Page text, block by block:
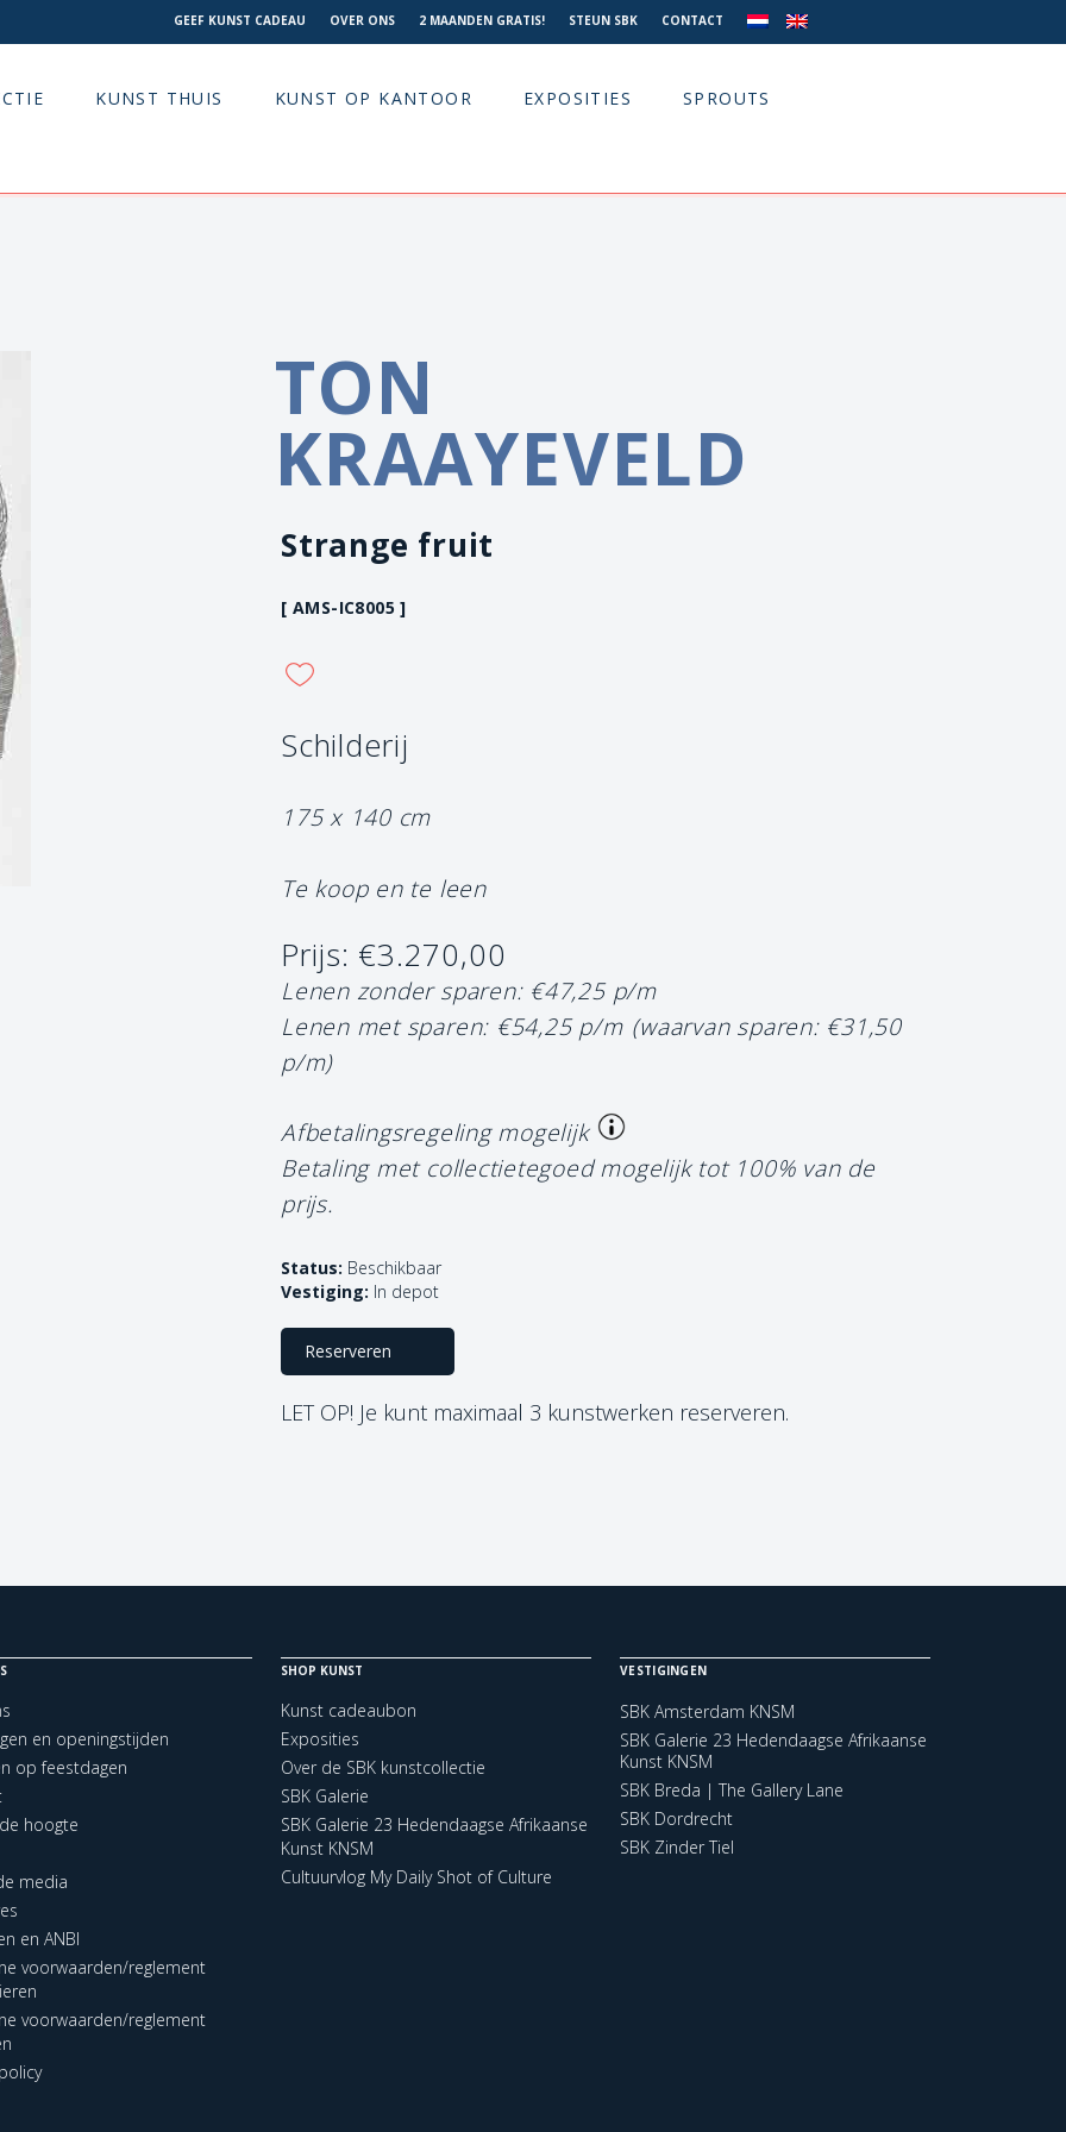
GEEF KUNST CADEAU OVER ONS 2 MAANDEN GRATIS! STEUN SBK CONTACT
KUNST THUIS KUNST OP KANTOOR EXPOSITIES SPROUTS
TON
KRAAYEVELD
Strange fruit
[ AMS-IC8005 ]
Schilderij
175 x 140 cm
Te koop en te leen
Prijs: €3.270,00
Lenen zonder sparen: €47,25 p/m
Lenen met sparen: €54,25 p/m (waarvan sparen: €31,50
p/m)
Afbetalingsregeling mogelijk
Betaling met collectietegoed mogelijk tot 100% van de
prijs.
Status: Beschikbaar
Vestiging: In depot
Reserveren
LET OP! Je kunt maximaal 3 kunstwerken reserveren.
en openingstijden
op feestdagen
hoogte
media
en ANBI
voorwaarden/reglement
voorwaarden/reglement
SHOP KUNST
Kunst cadeaubon
Exposities
Over de SBK kunstcollectie
SBK Galerie
SBK Galerie 23 Hedendaagse Afrikaanse
Kunst KNSM
Cultuurvlog My Daily Shot of Culture
VESTIGINGEN
SBK Amsterdam KNSM
SBK Galerie 23 Hedendaagse Afrikaanse
Kunst KNSM
SBK Breda | The Gallery Lane
SBK Dordrecht
SBK Zinder Tiel